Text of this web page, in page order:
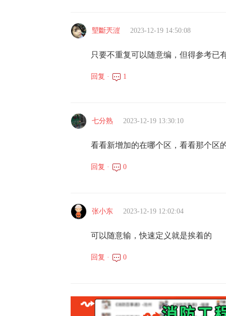
朢斷兲漄 2023-12-19 14:50:08
只要不重复可以随意编，但得参考已
回复 · 1
七分熟 2023-12-19 13:30:10
看看新增加的在哪个区，看看那个区
回复 · 0
张小东 2023-12-19 12:02:04
可以随意输，快速定义就是挨着的
回复 · 0